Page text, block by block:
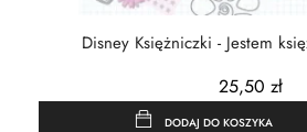
Disney Księżniczki - Jestem
25,50 zł
DODAJ DO KOSZYKA